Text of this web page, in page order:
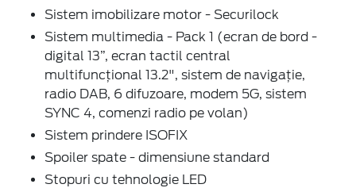
Sistem imobilizare motor - Securilock
Sistem multimedia - Pack 1 (ecran de bord -
digital 13”, ecran tactil central
multifuncțional 13.2", sistem de navigație,
radio DAB, 6 difuzoare, modem 5G, sistem
SYNC 4, comenzi radio pe volan)
Sistem prindere ISOFIX
Spoiler spate - dimensiune standard
Stopuri cu tehnologie LED